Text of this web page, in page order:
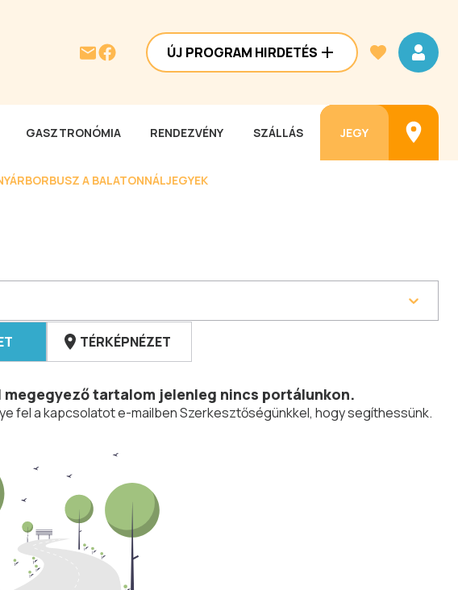
ÚJ PROGRAM HIRDETÉS
GASZTRONÓMIA RENDEZVÉNY SZÁLLÁS JEGY
BORBUSZ A BALATONNÁLJEGYEK
TÉRKÉPNÉZET
tartalom jelenleg nincs portálunkon.
fel a kapcsolatot e-mailben Szerkesztőségünkkel, hogy segíthessünk.